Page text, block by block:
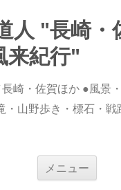
人 "長崎・
来紀行"
崎・佐賀ほか ●風景
・山野歩き・標石・
メニュー